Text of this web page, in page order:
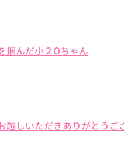
掴んだ小２Oちゃん
越しいただきありがとうご